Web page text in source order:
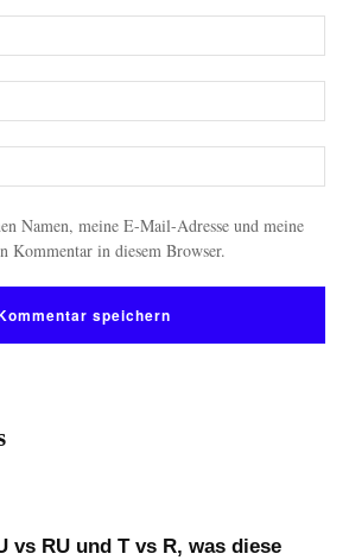
Namen, meine E-Mail-Adresse und meine
Kommentar in diesem Browser.
vs RU und T vs R, was diese